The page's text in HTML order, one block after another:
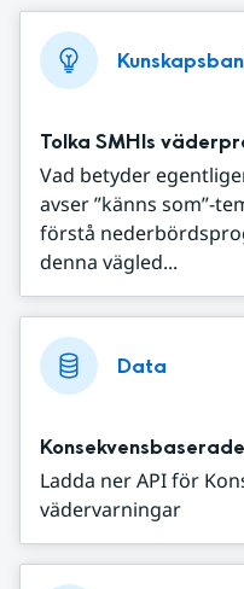
Tolka SMHIs
Vad betyder
avser ”känns som”-
förstå
denna vägled...
Data
Ladda ner API för
vädervarningar